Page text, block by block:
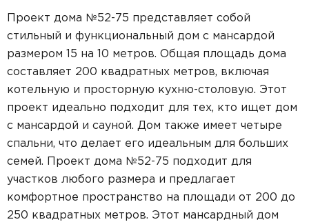
Проект дома №52-75 представляет собой
стильный и функциональный дом с мансардой
размером 15 на 10 метров. Общая площадь дома
составляет 200 квадратных метров, включая
котельную и просторную кухню-столовую. Этот
проект идеально подходит для тех, кто ищет дом
с мансардой и сауной. Дом также имеет четыре
спальни, что делает его идеальным для больших
семей. Проект дома №52-75 подходит для
участков любого размера и предлагает
комфортное пространство на площади от 200 до
250 квадратных метров. Этот мансардный дом